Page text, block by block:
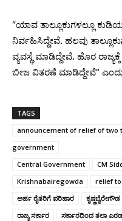
“ಯಾವ ತಾಲ್ಲೂಕುಗಳಲ್ಲೂ
ನಿರ್ವಹಿಸಿದ್ದೇವೆ. ಹಲವು
ವ್ಯವಸ್ಥೆ ಮಾಡಿದ್ದೇವೆ. ಹೊರ
ಬೀಜ ವಿತರಣೆ ಮಾಡಿದ್ದೇವೆ”
TAGS
announcement of relief of two
government
Central Government
CM
Krishnabairegowda
relief
ಅರ್ಹ ರೈತರಿಗೆ ಪರಿಹಾರ
ಕೃಷ್ಣಬೈರೇಗೌಡ
ರಾಜ್ಯ ಸರ್ಕಾರ
ಸರ್ಕಾರದಿಂದ ತಲಾ